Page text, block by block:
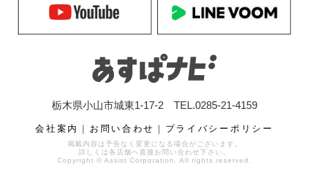
栃木県小山市城東1-17-2 TEL.0285-21-4159
会社案内 ｜ お問い合わせ ｜ プライバシーポリシー
掲載内容は予告なく変更になる場合がございます。
詳しくは各店舗へ直接お問い合わせ下さい。
Copyright © Assist Corporation, All rights reserved.